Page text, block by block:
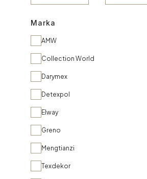
Marka
MarkaAMW
Collection World
Darymex
Detexpol
Elway
Greno
Mengtianzi
Texdekor